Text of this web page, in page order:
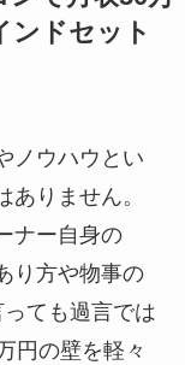
ンドセット
ノウハウとい
りません。
ナー自身の
り方や物事の
っても過言では
円の壁を軽々